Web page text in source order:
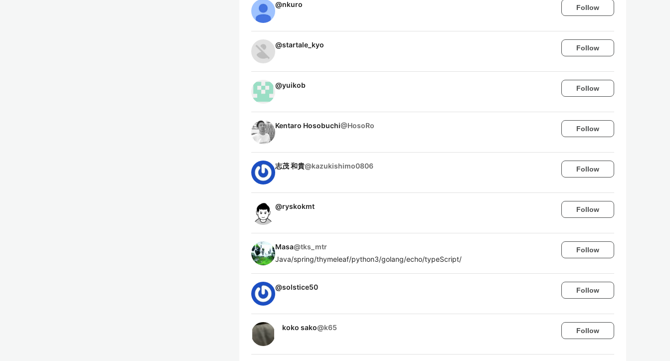
@nkuro Follow
@startale_kyo Follow
@yuikob Follow
Kentaro Hosobuchi@HosoRo Follow
志茂 和貴@kazukishimo0806 Follow
@ryskokmt Follow
Masa@tks_mtr
Java/spring/thymeleaf/python3/golang/echo/typeScript/
Follow
@solstice50 Follow
koko sako@k65 Follow